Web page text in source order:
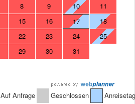
8 9 10
11
15 16 17
18
22 23 24
25
29 30 31
Auf Anfrage Geschlossen Anreisetag